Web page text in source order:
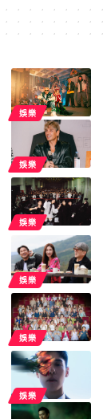
娛樂
娛樂
娛樂
娛樂
娛樂
娛樂